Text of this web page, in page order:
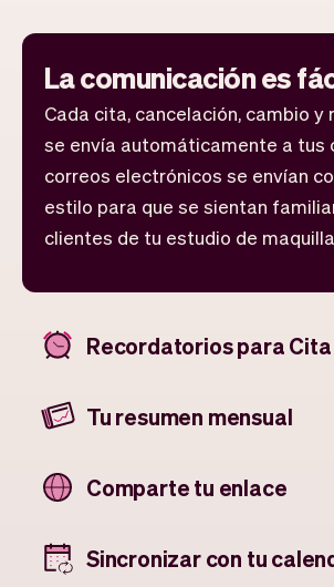
La comunicación es
Cada cita, cancelación, cambio y
se envía automáticamente a tus
correos electrónicos se envían
estilo para que se sientan
clientes de tu estudio de
Recordatorios para Cita
Tu resumen mensual
Comparte tu enlace
Sincronizar con tu